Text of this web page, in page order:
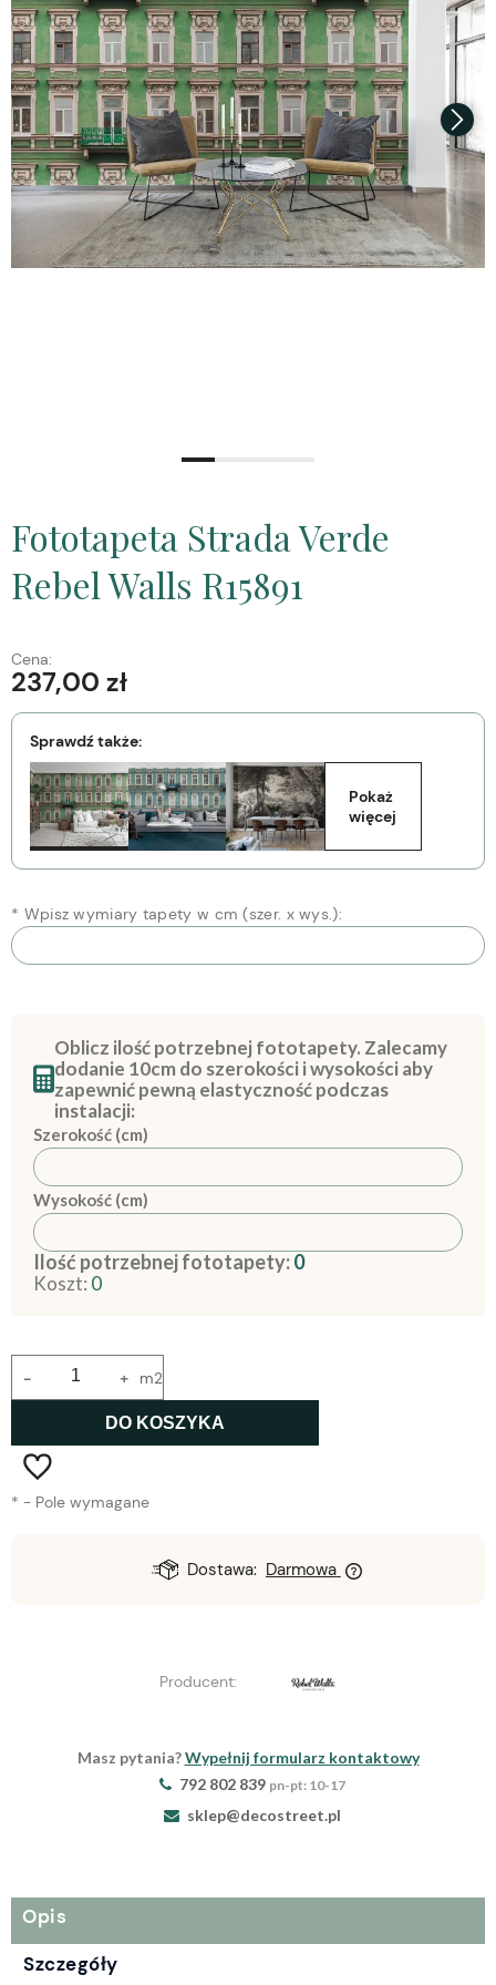
Fototapeta Strada Verde
Rebel Walls R15891
Cena:
237,00 zł
Sprawdź także:
Pokaż
więcej
* Wpisz wymiary tapety w cm (szer. x wys.):
Oblicz ilość potrzebnej fototapety. Zalecamy
dodanie 10cm do szerokości i wysokości aby
zapewnić pewną elastyczność podczas
instalacji:
Szerokość (cm)
Wysokość (cm)
Ilość potrzebnej fototapety:0
Koszt: 0
+
- m2
DO KOSZYKA
* - Pole wymagane
Dostawa: Darmowa
Producent:
Masz pytania?Wypełnij formularz kontaktowy
792 802 839 pn-pt: 10-17
sklep@decostreet.pl
Opis
Szczegóły